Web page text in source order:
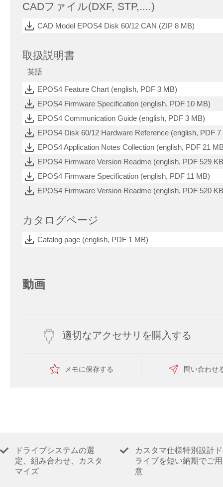
CADファイル(DXF, STP,....)
CAD Model EPOS4 Disk 60/12 CAN (ZIP 8 MB)
取扱説明書
英語
EPOS4 Feature Chart (english, PDF 3 MB)
EPOS4 Firmware Specification (english, PDF 10 MB)
EPOS4 Communication Guide (english, PDF 3 MB)
EPOS4 Disk 60/12 Hardware Reference (english, PDF
EPOS4 Application Notes Collection (english, PDF 21
EPOS4 Firmware Version Readme (english, PDF 529
EPOS4 Firmware Specification (english, PDF 11 MB)
EPOS4 Firmware Version Readme (english, PDF 520
カタログページ
Catalog page (english, PDF 1 MB)
動画
適切なアクセサリを購入する
メモに保存する 問い合わせ
ドライブシステムの選
定、組み合わせ、カスタ
マイズ
カスタマ仕様特別設計ド
ライブを短い納期でご用
意